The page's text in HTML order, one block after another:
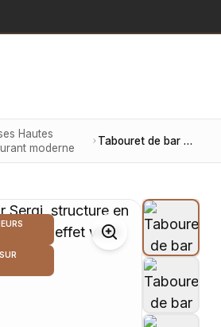
Hautes
moderne
Tabouret de bar Sergi, structure en métal, assise en similicuir effet vieilli gris